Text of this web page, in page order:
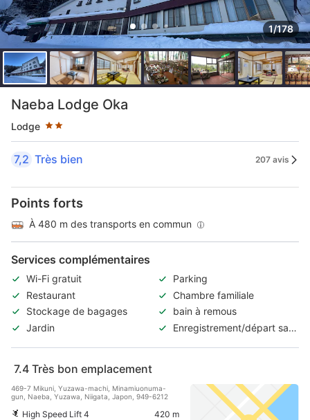
1/178
Naeba Lodge Oka
Lodge
2 étoiles au classement par étoile
7,2 Très bien 207 avis
Points forts
À 480 m des transports en commun
Services complémentaires
Wi-Fi gratuit
Parking
Restaurant
Chambre familiale
Stockage de bagages
bain à remous
Jardin
Enregistrement/départ sans
7.4 Très bon emplacement
469-7 Mikuni, Yuzawa-machi, Minamiuonuma-
gun, Naeba, Yuzawa, Niigata, Japon, 949-6212
High Speed Lift 4
420 m